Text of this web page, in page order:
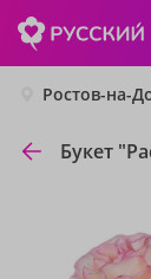
Ростов-на-
Букет